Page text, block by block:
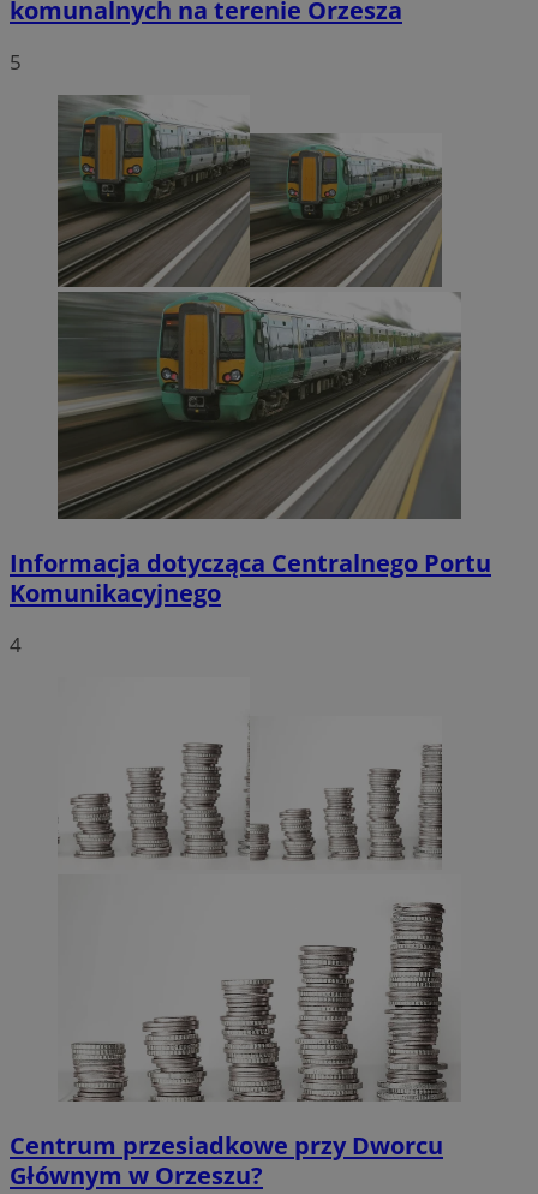
komunalnych na terenie Orzesza
5
Informacja dotycząca Centralnego Portu
Komunikacyjnego
4
Centrum przesiadkowe przy Dworcu
Głównym w Orzeszu?